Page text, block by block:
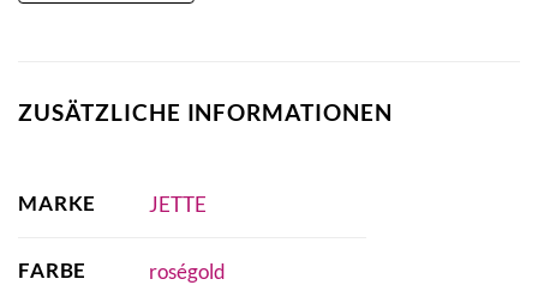
ZUSÄTZLICHE INFORMATIONEN
MARKE JETTE
FARBE roségold